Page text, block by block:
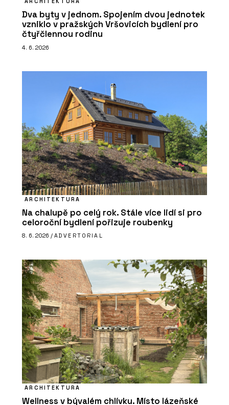
Dva byty v jednom. Spojením dvou jednotek
vzniklo v pražských Vršovicích bydlení pro
čtyřčlennou rodinu
4. 6. 2026
ARCHITEKTURA
Na chalupě po celý rok. Stále více lidí si pro
celoroční bydlení pořizuje roubenky
8. 6. 2026 / ADVERTORIAL
ARCHITEKTURA
Wellness v bývalém chlívku. Místo lázeňské